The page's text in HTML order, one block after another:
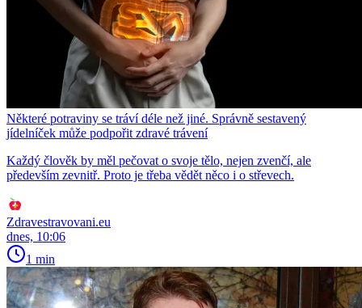
Některé potraviny se tráví déle než jiné. Správně sestavený
jídelníček může podpořit zdravé trávení
Každý člověk by měl pečovat o svoje tělo, nejen zvenčí, ale
především zevnitř. Proto je třeba vědět něco i o střevech.
Zdravestravovani.eu
dnes, 10:06
1 min